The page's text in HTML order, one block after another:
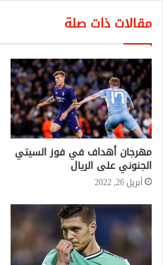
مقالات ذات صلة
مهرجان أهداف في فوز السيتي
الجنوني على الريال
أبريل 26, 2022